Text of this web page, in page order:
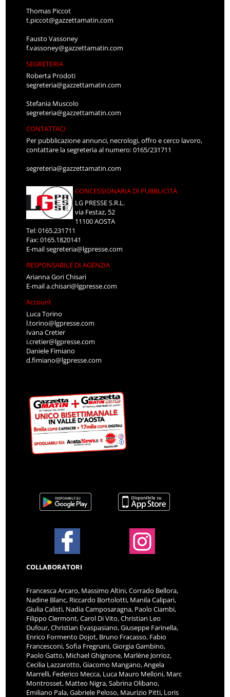
Thomas Piccot
t.piccot@gazzettamatin.com
Fausto Vassoney
f.vassoney@gazzettamatin.com
SEGRETERIA
Roberta Prodoti
segreteria@gazzettamatin.com
Stefania Muscolo
segreteria@gazzettamatin.com
CONTATTACI
Per pubblicazione annunci, necrologi, offro e cerco lavoro,
contattare la segreteria al numero: 0165/231711
segreteria@gazzettamatin.com
CONCESSIONARIA DI PUBBLICITÀ
LG PRESSE S.R.L.
via Festaz, 52
11100 AOSTA
Tel: 0165.231711
Fax: 0165.1820141
E-mailsegreteria@lgpresse.com
RESPONSABILE DI AGENZIA
Arianna Gori Chisari
E-maila.chisari@lgpresse.com
Account
Luca Torino
l.torino@lgpresse.com
Ivana Cretier
i.cretier@lgpresse.com
Daniele Fimiano
d.fimiano@lgpresse.com
COLLABORATORI
Francesca Arcaro, Massimo Altini, Corrado Bellora,
Nadine Blanc, Riccardo Bortolotti, Manila Calipari,
Giulia Calisti, Nadia Camposaragna, Paolo Ciambi,
Filippo Clermont, Carol Di Vito, Christian Leo
Dufour, Christian Evaspasiano, Giuseppe Farinella,
Enrico Formento Dojot, Bruno Fracasso, Fabio
Francesconi, Sofia Fregnani, Giorgia Gambino,
Paolo Gatto, Michael Ghignone, Marlène Jorrioz,
Cecilia Lazzarotto, Giacomo Mangano, Angela
Marrelli, Federico Mecca, Luca Mauro Melloni, Marc
Montrosset, Matteo Nigra, Sabrina Olibano,
Emiliano Pala, Gabriele Peloso, Maurizio Pitti, Loris